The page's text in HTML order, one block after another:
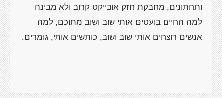
ותחתונים, מחבקת חזק אובייקט קרוב ולא מבינה
למה החיים בועטים אותי שוב ושוב מתוכם, למה
אנשים רוצחים אותי שוב ושוב, כותשים אותי, גומרים.